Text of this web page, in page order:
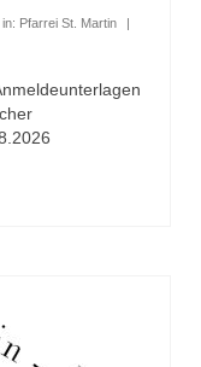
Pfarrei St. Martin